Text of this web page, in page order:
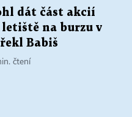
dát část akcií
letiště na burzu v
řekl Babiš
čtení